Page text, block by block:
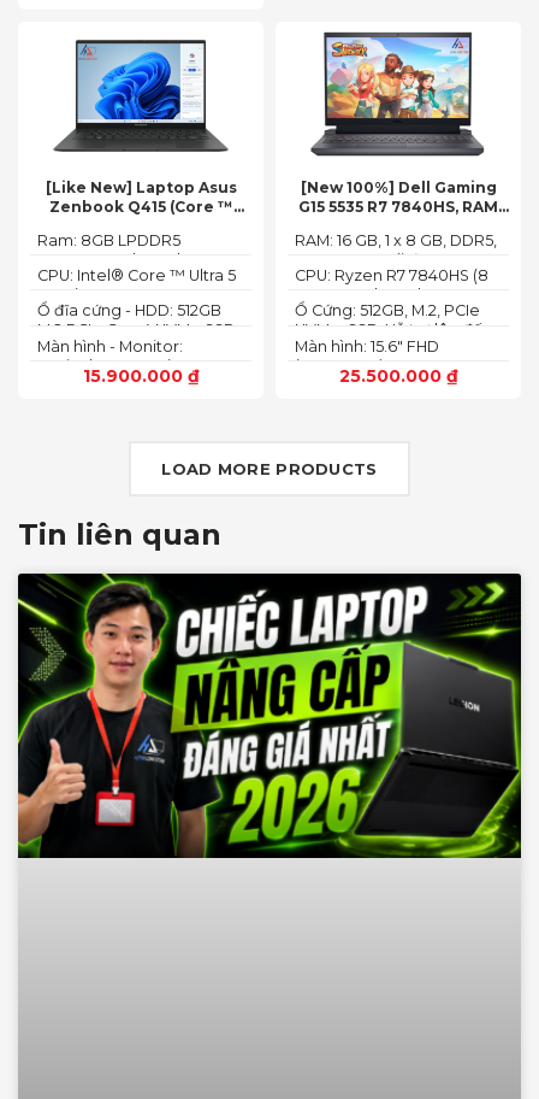
[Like New] Laptop Asus
Zenbook Q415 (Core ™
512GB, 14.0inch WUXGA
OLED, Win 11)
15.900.000 ₫
Màn hình - Monitor:
14.0inch WUXGA (1920 x
1200) 16:10, OLED, 500 nits,
Ổ đĩa cứng - HDD: 512GB
M.2 PCIe Gen 4 NVMe SSD
CPU: Intel® Core ™ Ultra 5
125H (3.60GHz up to
4.50GHz, 18MB Cache)
Ram: 8GB LPDDR5
7467MHz on board
[New 100%] Dell Gaming
G15 5535 R7 7840HS, RAM
8G, 15.6-inch FHD 165Hz
Windows 11 Dark Shadow
Gray
25.500.000 ₫
Màn hình: 15.6" FHD
(1920x1080) 165Hz, 3ms,
sRGB-100%,
Ổ Cứng: 512GB, M.2, PCIe
NVMe, SSD-Hỗ trợ lên đến
4 TB (2 khe SSD)
CPU: Ryzen R7 7840HS (8
Cores, 16 Threads, 24MB
Cache, 3.80 GHz up to 5.1
RAM: 16 GB, 1 x 8 GB, DDR5,
4800 MHz -Tối đa 32GB
LOAD MORE PRODUCTS
Tin liên quan